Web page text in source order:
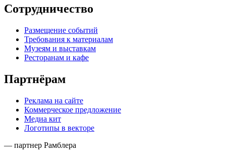
Сотрудничество
Размещение событий
Требования к материалам
Музеям и выставкам
Ресторанам и кафе
Партнёрам
Реклама на сайте
Коммерческое предложение
Медиа кит
Логотипы в векторе
— партнер Рамблера